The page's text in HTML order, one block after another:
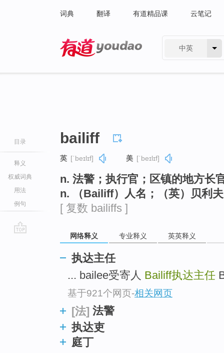
词典 翻译 有道精品课 云笔记
中英
目录
释义
权威词典
用法
例句
bailiff
英 [ˈbeɪlɪf] 美 [ˈbeɪlɪf]
n. 法警；执行官；区镇的地方长
n. （Bailiff）人名；（英）贝利夫
[ 复数 bailiffs ]
网络释义 专业释义 英英释义
执达主任
... bailee受寄人 Bailiff执达主任
基于921个网页-相关网页
[法] 法警
执达吏
庭丁